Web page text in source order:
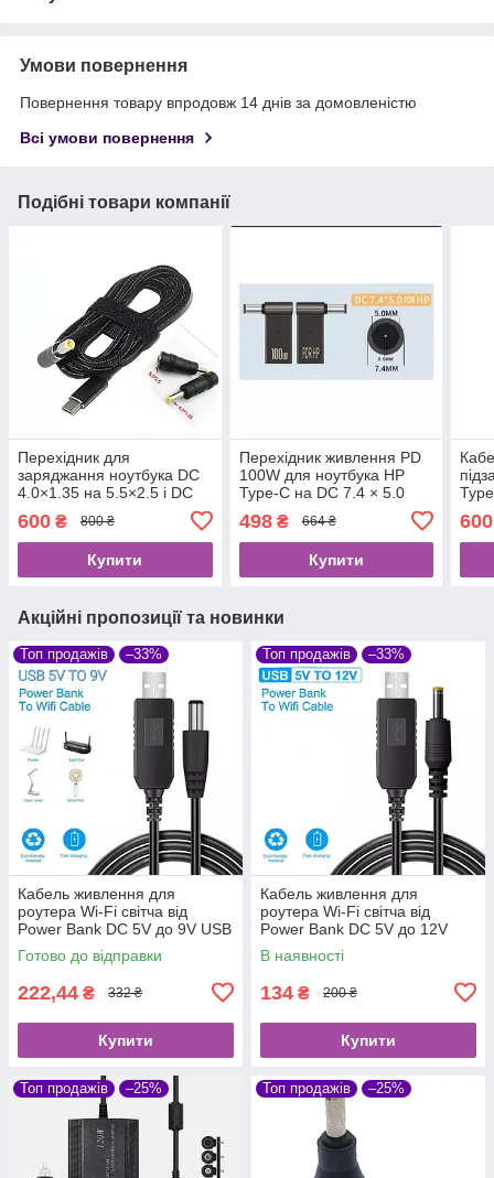
Умови повернення
Повернення товару впродовж 14 днів за домовленістю
Всі умови повернення
Подібні товари компанії
Перехідник для
заряджання ноутбука DC
4.0×1.35 на 5.5×2.5 і DC
600 ₴ 800 ₴
Купити
Перехідник живлення PD
100W для ноутбука HP
Type-C на DC 7.4 × 5.0
498₴ 664 ₴
Купити
600
Акційні пропозиції та новинки
Топ продажів –33%
Кабель живлення для
роутера Wi-Fi світча від
Power Bank DC 5V до 9V USB
DC 5.5×2.5mm
Готово до відправки
222,44 ₴ 332 ₴
Купити
Топ продажів –33%
Кабель живлення для
роутера Wi-Fi світча від
Power Bank DC 5V до 12V
USB DC 5.5×2.5mm
В наявності
134 ₴ 200 ₴
Купити
Топ продажів –25% Топ продажів –25%